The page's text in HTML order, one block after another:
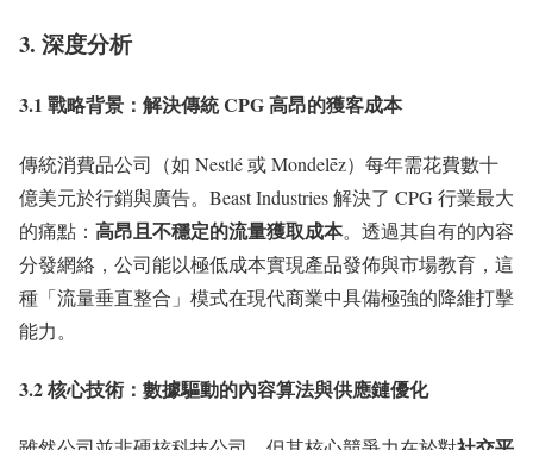
3. 深度分析
3.1 戰略背景：解決傳統 CPG 高昂的獲客成本
傳統消費品公司（如 Nestlé 或 Mondelēz）每年需花費數十
億美元於行銷與廣告。Beast Industries 解決了 CPG 行業最大
的痛點： 高昂且不穩定的流量獲取成本。透過其自有的內容
分發網絡，公司能以極低成本實現產品發佈與市場教育，這
種「流量垂直整合」模式在現代商業中具備極強的降維打擊
能力。
3.2 核心技術：數據驅動的內容算法與供應鏈優化